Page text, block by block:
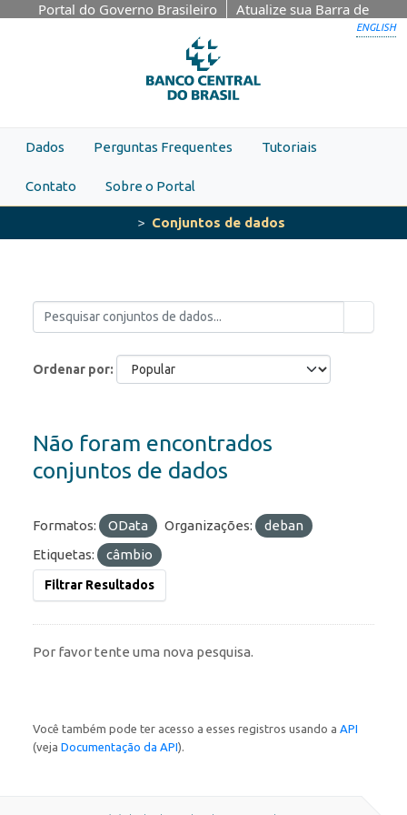
Skip to main content
Portal do Governo Brasileiro
Atualize sua Barra de
ENGLISH
Dados Perguntas Frequentes Tutoriais
Contato Sobre o Portal
Conjuntos de dados
Ordenar por
Não foram encontrados
conjuntos de dados
Formatos: OData Organizações:
deban
Etiquetas:
câmbio
Filtrar Resultados
Por favor tente uma nova pesquisa.
Você também pode ter acesso a esses registros usando a API
(veja Documentação da API).